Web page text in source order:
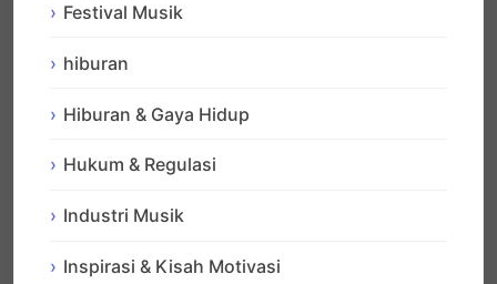
Festival Musik
hiburan
Hiburan & Gaya Hidup
Hukum & Regulasi
Industri Musik
Inspirasi & Kisah Motivasi